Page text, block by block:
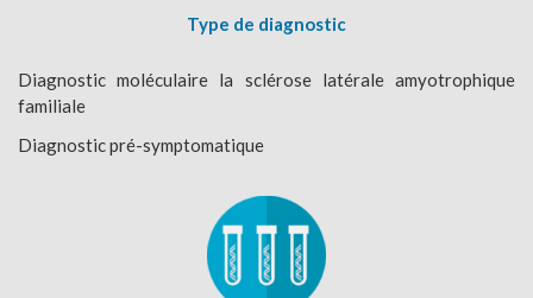
Type de diagnostic
Diagnostic moléculaire la sclérose latérale amyotrophique
familiale
Diagnostic pré-symptomatique